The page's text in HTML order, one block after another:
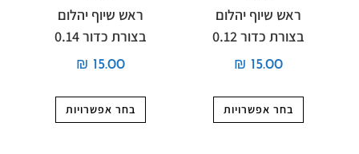
ראש שיוף יהלום
בצורת כדור 0.12
₪ 15.00
בחר אפשרויות
ראש שיוף יהלום
בצורת כדור 0.14
₪ 15.00
בחר אפשרויות